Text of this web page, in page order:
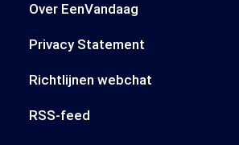
Over EenVandaag
Privacy Statement
Richtlijnen webchat
RSS-feed